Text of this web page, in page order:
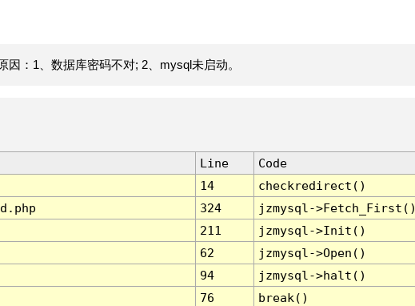
：1、数据库密码不对; 2、mysql未启动。
Line
Code
14
checkredirect()
324
jzmysql-
211
jzmysql->Init()
62
jzmysql->Open()
94
jzmysql->halt()
76 break()